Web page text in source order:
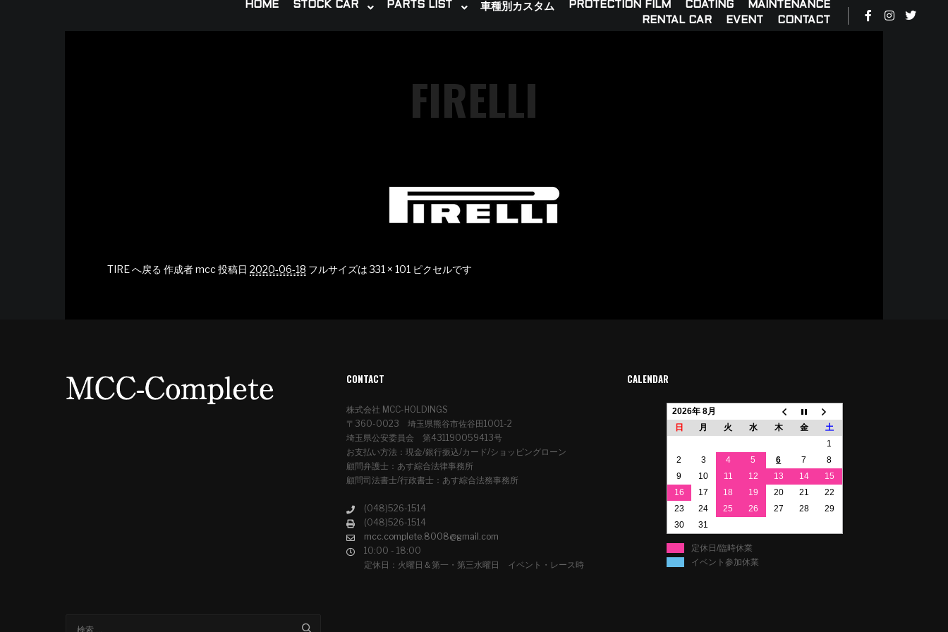
HOME STOCK CAR PARTS LIST 車種別カスタム PROTECTION FILM COATING
MAINTENANCE
RENTAL CAR
EVENT CONTACT
FIRELLI
TIRE へ戻る 作成者mcc投稿日 2020-06-18 フルサイズは331 × 101 ピクセルです
CONTACT
株式会社 MCC-HOLDINGS
〒360-0023 埼玉県熊谷市佐谷田1001-2
埼玉県公安委員会 第431190059413号
お支払い方法：現金/銀行振込/カード/ショッピングローン
顧問弁護士：あす綜合法律事務所
顧問司法書士/行政書士：あす綜合法務事務所
(048)526-1514
(048)526-1514
mcc.complete.8008@gmail.com
10:00 - 18:00
定休日：火曜日＆第一・第三水曜日 イベント・レース時
CALENDAR
2026年 8月
日
月 火 水 木 金
土
1
2
3 4 5 6 7
8
9
10 11 12 13 14
15
16
17 18 19 20 21
22
23
24 25 26 27 28
29
30
31
定休日/臨時休業
イベント参加休業